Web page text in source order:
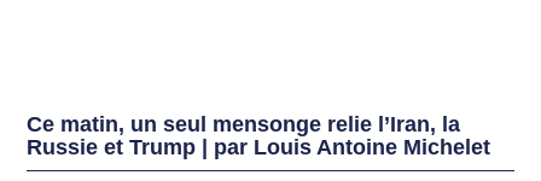
Ce matin, un seul mensonge relie l’Iran, la
Russie et Trump | par Louis Antoine Michelet